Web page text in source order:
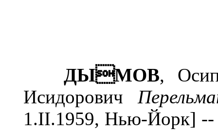
ДЫМОВ,
Исидорович
1.II.1959, Нью-Йорк] --